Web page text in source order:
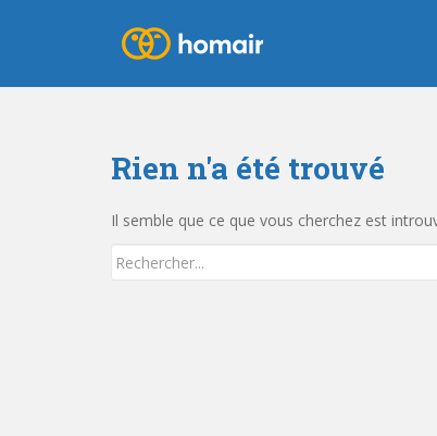
Rien n'a été trouvé
Il semble que ce que vous cherchez est